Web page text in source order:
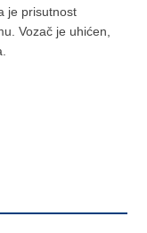
je prisutnost
Vozač je uhićen,